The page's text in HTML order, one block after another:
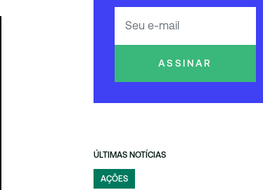
ASSINAR
ÚLTIMAS NOTÍCIAS
AÇÕES